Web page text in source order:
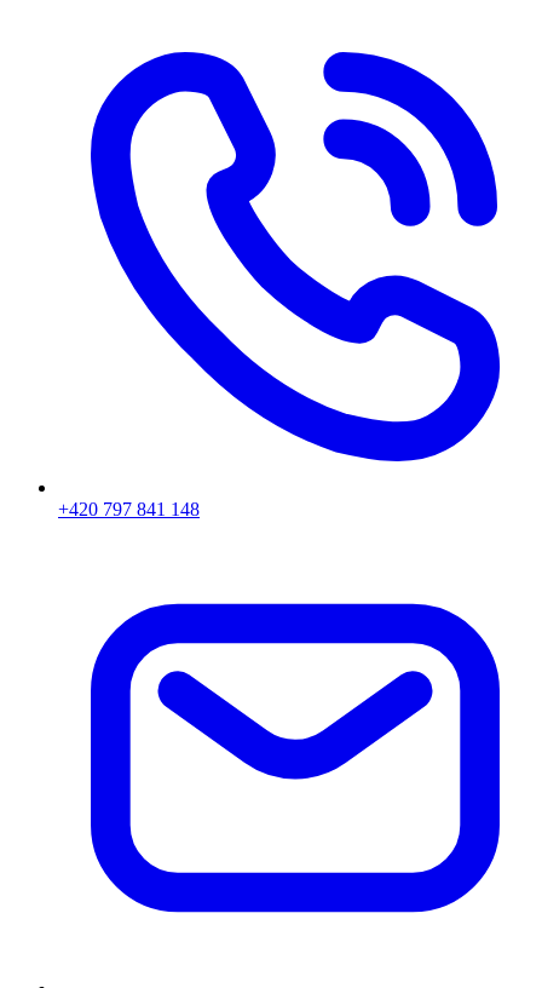
+420 797 841 148